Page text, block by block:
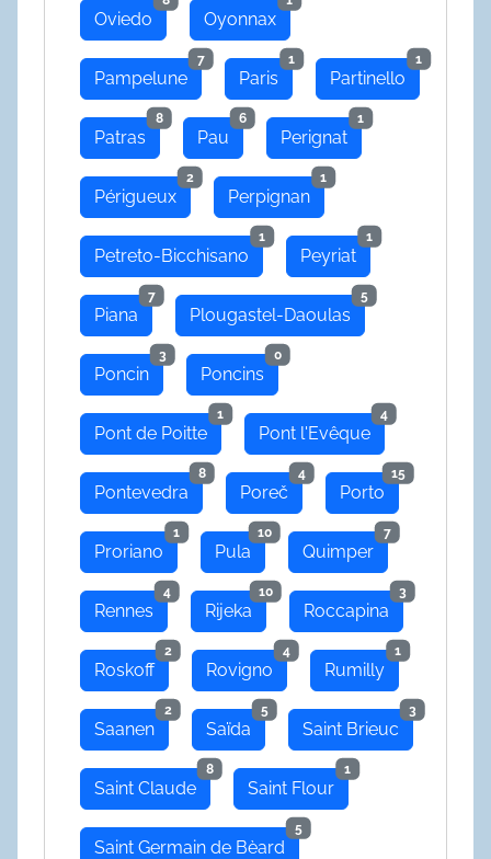
Oviedo Oyonnax
Pampelune
7
Paris
1
Partinello
1
Patras
8
Pau
6
Perignat
1
Périgueux
2
Perpignan
1
Petreto-Bicchisano
1
Peyriat
1
Piana
7
Plougastel-Daoulas
5
Poncin
3
Poncins
0
Pont de Poitte
1
Pont l'Evêque
4
Pontevedra
8
Poreč
4
Porto
15
Proriano
1
Pula
10
Quimper
7
Rennes
4
Rijeka
10
Roccapina
3
Roskoff
2
Rovigno
4
Rumilly
1
Saanen
2
Saïda
5
Saint Brieuc
3
Saint Claude
8
Saint Flour
1
Saint Germain de Bèard
5